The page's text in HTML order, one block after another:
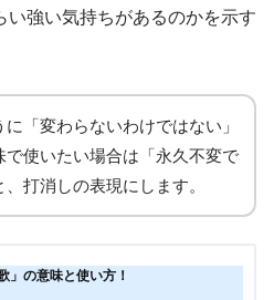
い強い気持ちがあるのかを示す
「変わらないわけではない」
で使いたい場合は「永久不変で
、打消しの表現にします。
」の意味と使い方！